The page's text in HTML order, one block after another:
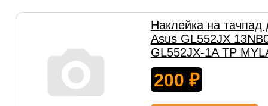
Наклейка на тачпад
Asus GL552JX
GL552JX-1A TP
200 ₽